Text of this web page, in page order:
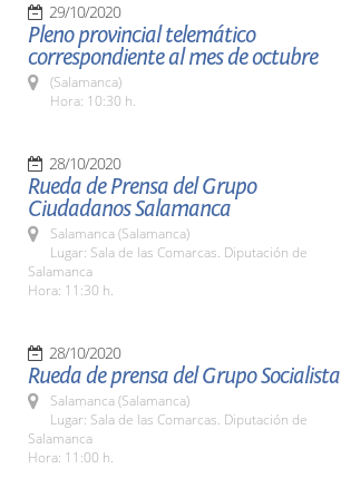
29/10/2020
Pleno provincial telemático
correspondiente al mes de octubre
(Salamanca)
Hora: 10:30 h.
28/10/2020
Rueda de Prensa del Grupo
Ciudadanos Salamanca
Salamanca (Salamanca)
Lugar: Sala de las Comarcas. Diputación de
Salamanca
Hora: 11:30 h.
28/10/2020
Rueda de prensa del Grupo Socialista
Salamanca (Salamanca)
Lugar: Sala de las Comarcas. Diputación de
Salamanca
Hora: 11:00 h.